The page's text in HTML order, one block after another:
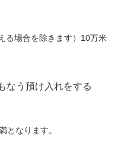
る場合を除きます）10万米
なう預け入れをする
となります。